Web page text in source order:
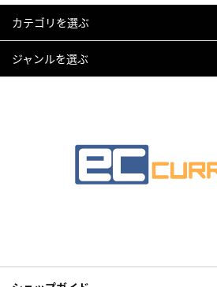
カテゴリを選ぶ
ジャンルを選ぶ